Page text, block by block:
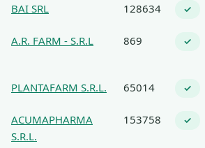
BAI SRL 128634 ✓
A.R. FARM - S.R.L 869 ✓
PLANTAFARM S.R.L. 65014 ✓
ACUMAPHARMA
S.R.L.
153758 ✓